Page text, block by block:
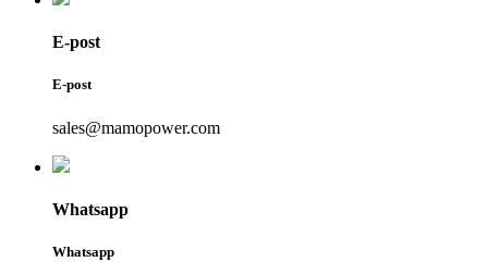
E-post
E-post
sales@mamopower.com
Whatsapp
Whatsapp